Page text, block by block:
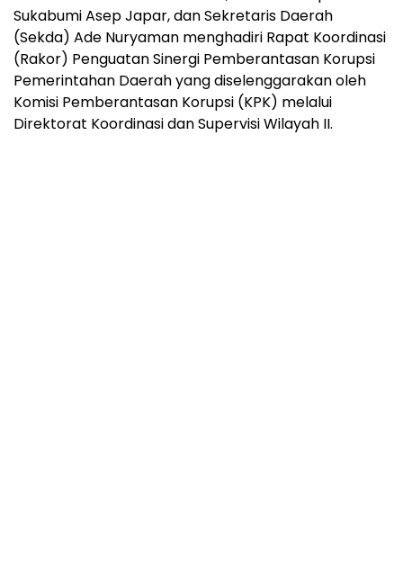
Sukabumi Asep Japar, dan Sekretaris Daerah
(Sekda) Ade Nuryaman menghadiri Rapat Koordinasi
(Rakor) Penguatan Sinergi Pemberantasan Korupsi
Pemerintahan Daerah yang diselenggarakan oleh
Komisi Pemberantasan Korupsi (KPK) melalui
Direktorat Koordinasi dan Supervisi Wilayah II.